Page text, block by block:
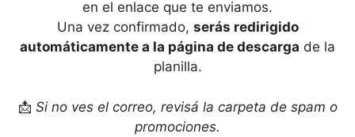
en el enlace que te enviamos.
Una vez confirmado, serás redirigido
automáticamente a la página de descarga de la
planilla.
📩 Si no ves el correo, revisá la carpeta de spam o
promociones.